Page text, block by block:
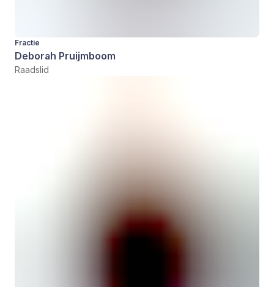
Fractie
Deborah Pruijmboom
Raadslid